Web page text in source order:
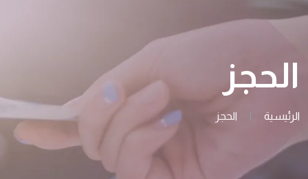
الحجز
الرئيسية | الحجز